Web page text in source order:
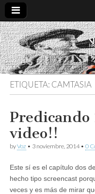
Comunicación,
Locucion y
Producción
Audiovisual
ETIQUETA: CAMTASIA
Predicando
video!!
byVoz • 3 noviembre, 2014• 0
Este sí es el capítulo dos
hecho tipo screencast
veces y es más de mirar